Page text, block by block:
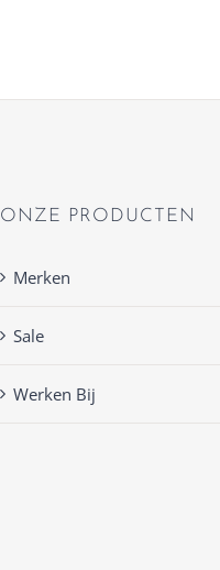
ONZE PRODUCTEN
Merken
Sale
Werken Bij